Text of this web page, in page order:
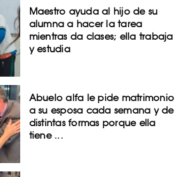
Maestro ayuda al hijo de su
alumna a hacer la tarea
mientras da clases; ella trabaja
y estudia
Abuelo alfa le pide matrimonio
a su esposa cada semana y de
distintas formas porque ella
tiene ...